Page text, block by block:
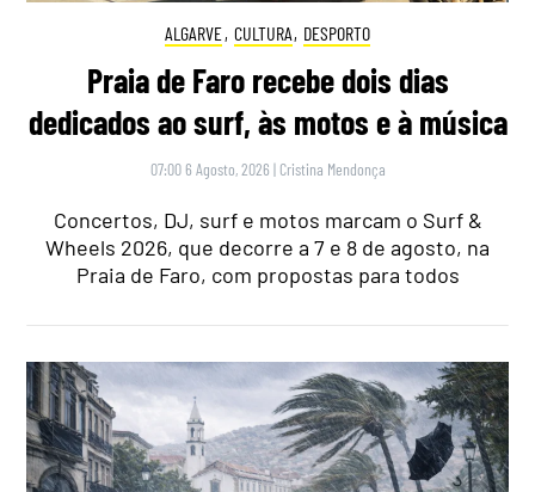
ALGARVE, CULTURA, DESPORTO
Praia de Faro recebe dois dias
dedicados ao surf, às motos e à música
07:00 6 Agosto, 2026 | Cristina Mendonça
Concertos, DJ, surf e motos marcam o Surf &
Wheels 2026, que decorre a 7 e 8 de agosto, na
Praia de Faro, com propostas para todos